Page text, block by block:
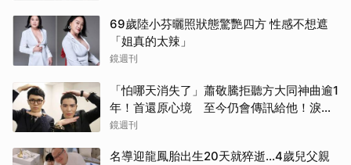
69歲陸小芬曬照狀態驚艷四方 性感不想遮
「姐真的太辣」
鏡週刊
「怕哪天消失了」蕭敬騰拒聽方大同神曲逾1
年！首還原心境 至今仍會傳訊給他！淚曝
備份所有語音
鏡週刊
名導迎龍鳳胎出生20天就猝逝...4歲兒父親